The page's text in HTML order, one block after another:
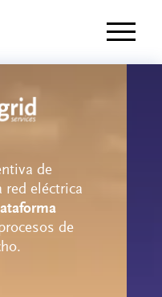
de
red eléctrica
de